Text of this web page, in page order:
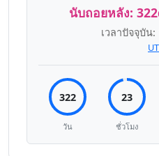
นับถอยหลัง:
เวลาปัจจุบัน:
322
วัน
23
ชั่วโมง